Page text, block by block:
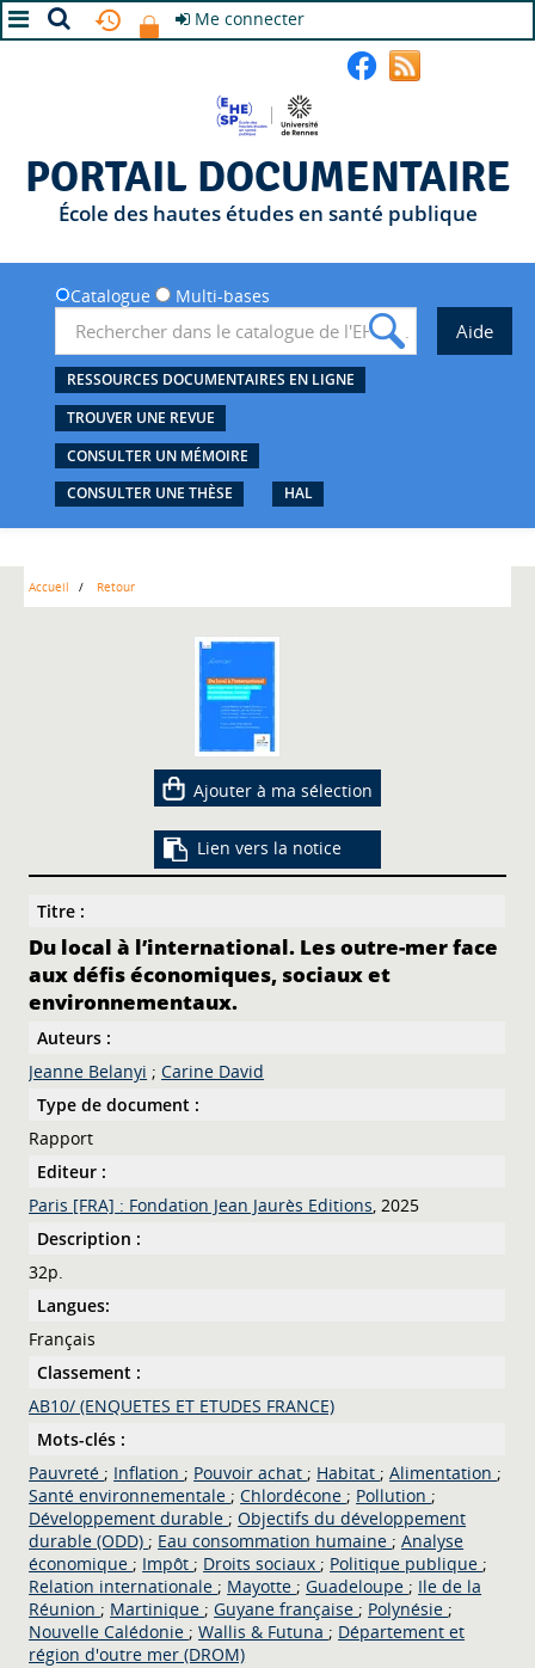
Me connecter
PORTAIL DOCUMENTAIRE
École des hautes études en santé publique
Catalogue Multi-bases
RESSOURCES DOCUMENTAIRES EN LIGNE
TROUVER UNE REVUE
CONSULTER UN MÉMOIRE
CONSULTER UNE THÈSE
HAL
Accueil Retour
Ajouter à ma sélection
Lien vers la notice
Titre :
Du local à l’international. Les outre-mer face
aux défis économiques, sociaux et
environnementaux.
Auteurs :
Jeanne Belanyi ;Carine David
Type de document :
Rapport
Editeur :
Paris [FRA] : Fondation Jean Jaurès Editions, 2025
Description :
32p.
Langues:
Français
Classement :
AB10/ (ENQUETES ET ETUDES FRANCE)
Mots-clés :
Pauvreté ; Inflation ; Pouvoir achat ; Habitat ; Alimentation ;
Santé environnementale ; Chlordécone ; Pollution ;
Développement durable ; Objectifs du développement
durable (ODD) ; Eau consommation humaine ; Analyse
économique ; Impôt ; Droits sociaux ; Politique publique ;
Relation internationale ; Mayotte ; Guadeloupe ; Ile de la
Réunion ; Martinique ; Guyane française ; Polynésie ;
Nouvelle Calédonie ; Wallis & Futuna ; Département et
région d'outre mer (DROM)